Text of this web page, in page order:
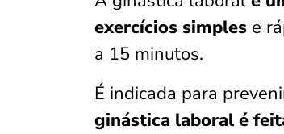
exercícios simples e
a 15 minutos.
É indicada para
ginástica laboral é